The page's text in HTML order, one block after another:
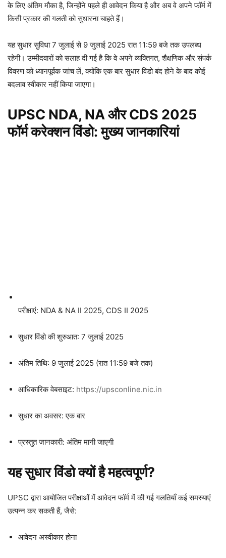
के लिए अंतिम मौका है, जिन्होंने पहले ही आवेदन किया है और अब वे अपने फॉर्म में
किसी प्रकार की गलती को सुधारना चाहते हैं।
यह सुधार सुविधा 7 जुलाई से 9 जुलाई 2025 रात 11:59 बजे तक उपलब्ध
रहेगी। उम्मीदवारों को सलाह दी गई है कि वे अपने व्यक्तिगत, शैक्षणिक और संपर्क
विवरण को ध्यानपूर्वक जांच लें, क्योंकि एक बार सुधार विंडो बंद होने के बाद कोई
बदलाव स्वीकार नहीं किया जाएगा।
UPSC NDA, NA और CDS 2025
फॉर्म करेक्शन विंडो: मुख्य जानकारियां
परीक्षाएं: NDA & NA II 2025, CDS II 2025
सुधार विंडो की शुरुआत: 7 जुलाई 2025
अंतिम तिथि: 9 जुलाई 2025 (रात 11:59 बजे तक)
आधिकारिक वेबसाइट: https://upsconline.nic.in
सुधार का अवसर: एक बार
प्रस्तुत जानकारी: अंतिम मानी जाएगी
यह सुधार विंडो क्यों है महत्वपूर्ण?
UPSC द्वारा आयोजित परीक्षाओं में आवेदन फॉर्म में की गई गलतियाँ कई समस्याएं
उत्पन्न कर सकती हैं, जैसे:
आवेदन अस्वीकार होना